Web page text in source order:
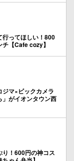
行ってほしい！800
【Cafe cozy】
ジマ×ビックカメラ
がイオンタウン西
り！600円の神コス